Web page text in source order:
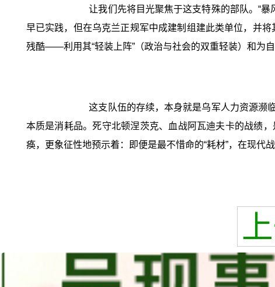
让我们先将目光聚焦于这支特殊的部队。“
早已实践，但在乌克兰正规军中成建制组建此类单位，并
残酷——利用其“轻装上阵”（政治与社会的双重轻装）和为
这支队伍的存续，本身就是乌军人力资源濒
本质是消耗品。死守北顿涅茨克、血战阿瓦迪夫卡的战绩
痪，更象征性地预示着：即便是最不惜命的“耗材”，在现代